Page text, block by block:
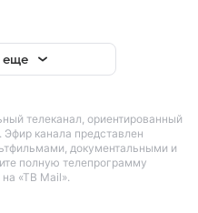
еще
телеканал, ориентированный
канала представлен
документальными и
полную телепрограмму
«ТВ Mail».